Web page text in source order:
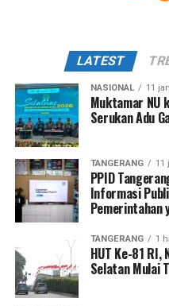
LATEST
NASIONAL 11
Muktamar NU
Serukan Adu
TANGERANG 11
PPID
Informasi
Pemerintahan
TANGERANG 1
HUT Ke-81
Selatan Mulai